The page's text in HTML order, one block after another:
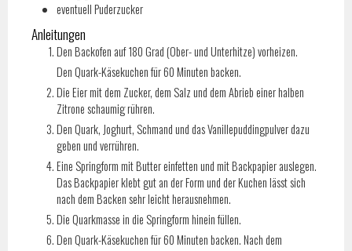
eventuell Puderzucker
Anleitungen
Den Backofen auf 180 Grad (Ober- und Unterhitze) vorheizen.
Den Quark-Käsekuchen für 60 Minuten backen.
Die Eier mit dem Zucker, dem Salz und dem Abrieb einer halben
Zitrone schaumig rühren.
Den Quark, Joghurt, Schmand und das Vanillepuddingpulver dazu
geben und verrühren.
Eine Springform mit Butter einfetten und mit Backpapier auslegen.
Das Backpapier klebt gut an der Form und der Kuchen lässt sich
nach dem Backen sehr leicht herausnehmen.
Die Quarkmasse in die Springform hinein füllen.
Den Quark-Käsekuchen für 60 Minuten backen. Nach dem